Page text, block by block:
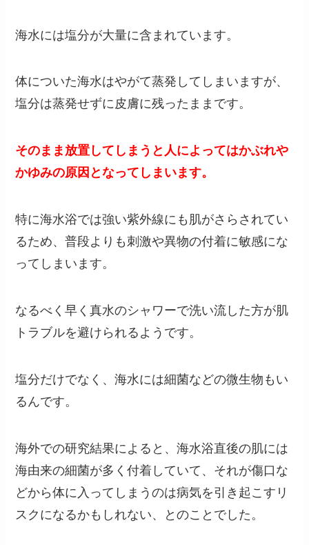
海水には塩分が大量に含まれています。
体についた海水はやがて蒸発してしまいますが、
塩分は蒸発せずに皮膚に残ったままです。
そのまま放置してしまうと人によってはかぶれや
かゆみの原因となってしまいます。
特に海水浴では強い紫外線にも肌がさらされてい
るため、普段よりも刺激や異物の付着に敏感にな
ってしまいます。
なるべく早く真水のシャワーで洗い流した方が肌
トラブルを避けられるようです。
塩分だけでなく、海水には細菌などの微生物もい
るんです。
海外での研究結果によると、海水浴直後の肌には
海由来の細菌が多く付着していて、それが傷口な
どから体に入ってしまうのは病気を引き起こすリ
スクになるかもしれない、とのことでした。